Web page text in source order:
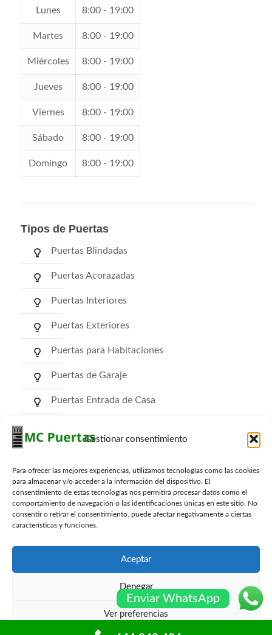
Gestionar consentimiento
Para ofrecer las mejores experiencias, utilizamos tecnologías como las cookies
para almacenar y/o acceder a la información del dispositivo. El
consentimiento de estas tecnologías nos permitirá procesar datos como el
comportamiento de navegación o las identificaciones únicas en este sitio. No
consentir o retirar el consentimiento, puede afectar negativamente a ciertas
características y funciones.
Aceptar
Denegar
Ver preferencias
Lunes 8:00 - 19:00
Martes 8:00 - 19:00
Miércoles 8:00 - 19:00
Jueves 8:00 - 19:00
Viernes 8:00 - 19:00
Sábado 8:00 - 19:00
Domingo 8:00 - 19:00
Tipos de Puertas
Puertas Blindadas
Puertas Acorazadas
Puertas Interiores
Puertas Exteriores
Puertas para Habitaciones
Puertas de Garaje
Puertas Entrada de Casa
Puertas Trasteros
© mcpuertas.com Todos los derechos reservados -
Sitemap - Blog
Enviar WhatsApp